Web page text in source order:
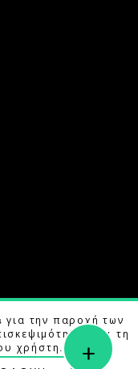
RESERVED.
BYB LABS
για την παροχή των
και τη
χρήστη. Μάθετε
+